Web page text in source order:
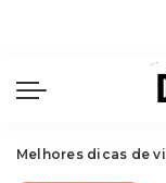
Melhores dicas de